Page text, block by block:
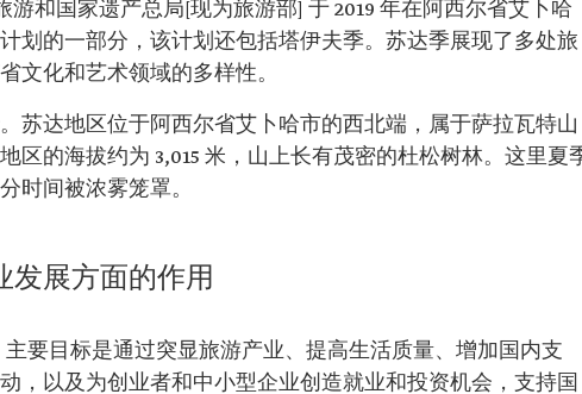
游和国家遗产总局[现为旅游部] 于 2019 年在阿西尔省艾卜哈
划的一部分，该计划还包括塔伊夫季。苏达季展现了多处旅
文化和艺术领域的多样性。
苏达地区位于阿西尔省艾卜哈市的西北端，属于萨拉瓦特山
区的海拔约为 3,015 米，山上长有茂密的杜松树林。这里夏
时间被浓雾笼罩。
发展方面的作用
主要目标是通过突显旅游产业、提高生活质量、增加国内支
，以及为创业者和中小型企业创造就业和投资机会，支持国